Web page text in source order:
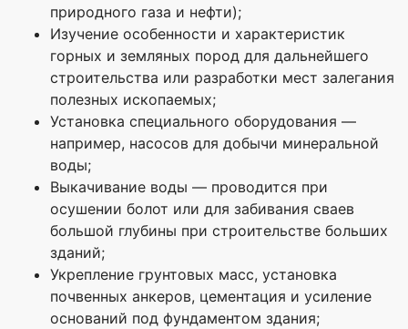
природного газа и нефти);
Изучение особенности и характеристик
горных и земляных пород для дальнейшего
строительства или разработки мест залегания
полезных ископаемых;
Установка специального оборудования —
например, насосов для добычи минеральной
воды;
Выкачивание воды — проводится при
осушении болот или для забивания сваев
большой глубины при строительстве больших
зданий;
Укрепление грунтовых масс, установка
почвенных анкеров, цементация и усиление
оснований под фундаментом здания;